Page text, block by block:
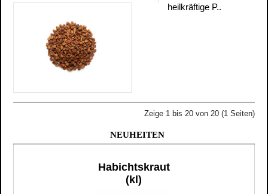
heilkräftige P..
Zeige 1 bis 20 von 20 (1 Seiten)
NEUHEITEN
Habichtskraut
(kl)